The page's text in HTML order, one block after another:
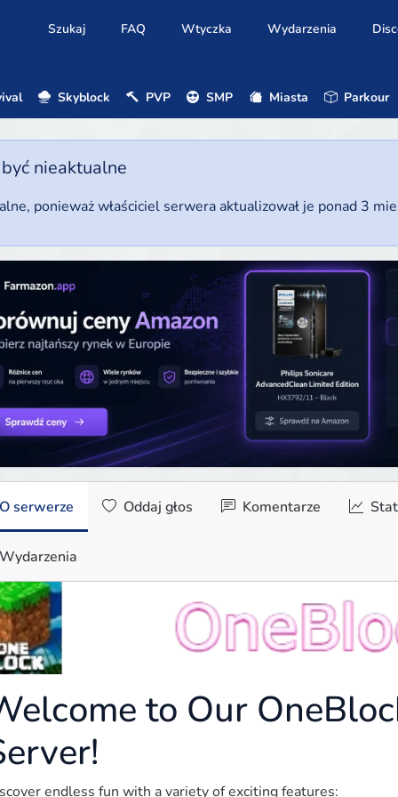
Szukaj FAQ Wtyczka Wydarzenia
Skyblock PVP SMP Miasta Parkour
nieaktualne
ponieważ właściciel serwera aktualizował je ponad 3
serwerze Oddaj głos Komentarze
to Our
endless fun with a variety of exciting features: